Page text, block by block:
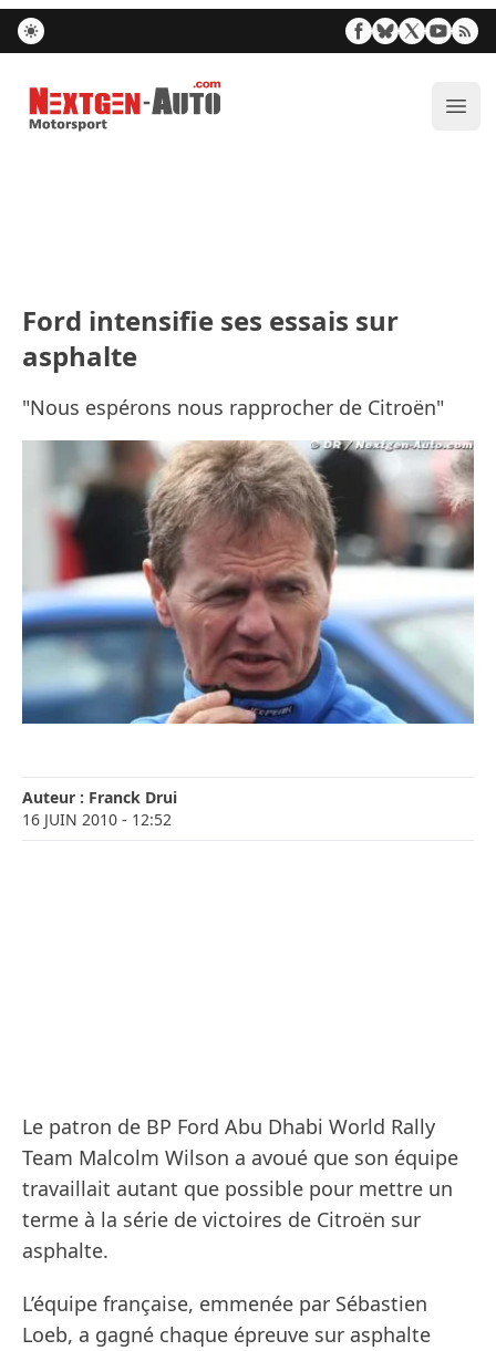
Nextgen-Auto.com
Ford intensifie ses essais sur
asphalte
"Nous espérons nous rapprocher de Citroën"
Auteur : Franck Drui
16 JUIN 2010 - 12:52
Le patron de BP Ford Abu Dhabi World Rally
Team Malcolm Wilson a avoué que son équipe
travaillait autant que possible pour mettre un
terme à la série de victoires de Citroën sur
asphalte.
L’équipe française, emmenée par Sébastien
Loeb, a gagné chaque épreuve sur asphalte